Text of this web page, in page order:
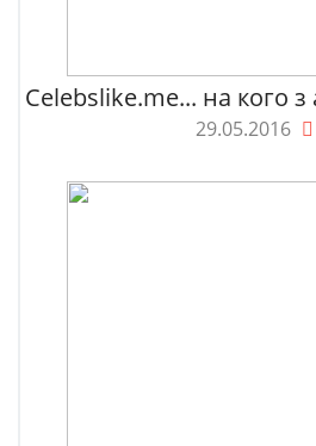
Celebslike.me... на кого з
29.05.2016